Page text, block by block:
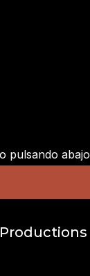
pulsando abajo